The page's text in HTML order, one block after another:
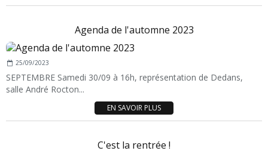
Agenda de l'automne 2023
25/09/2023
SEPTEMBRE Samedi 30/09 à 16h, représentation de Dedans,
salle André Rocton...
EN SAVOIR PLUS
C'est la rentrée !